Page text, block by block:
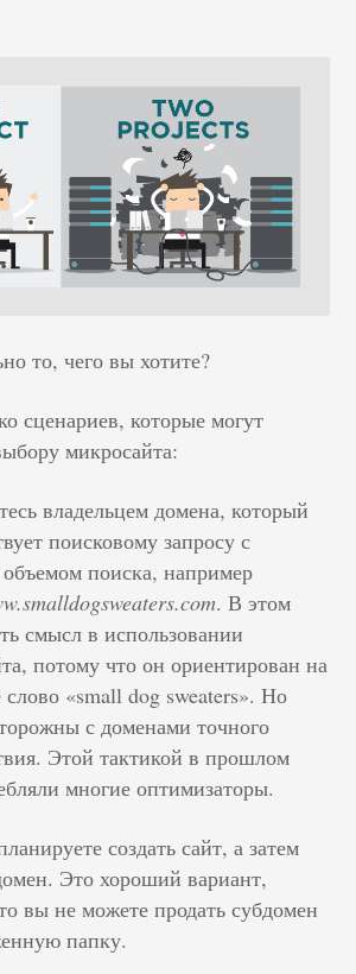
то, чего вы хотите?
сценариев, которые могут
микросайта:
владельцем домена, который
поисковому запросу с
поиска, например
. В этом
смысл в использовании
потому что он ориентирован на
слово «small dog sweaters». Но
с доменами точного
Этой тактикой в прошлом
многие оптимизаторы.
создать сайт, а затем
Это хороший вариант,
вы не можете продать субдомен
папку.